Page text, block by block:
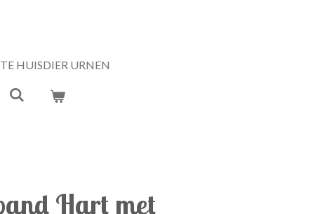
HUISDIER URNEN
Hart met